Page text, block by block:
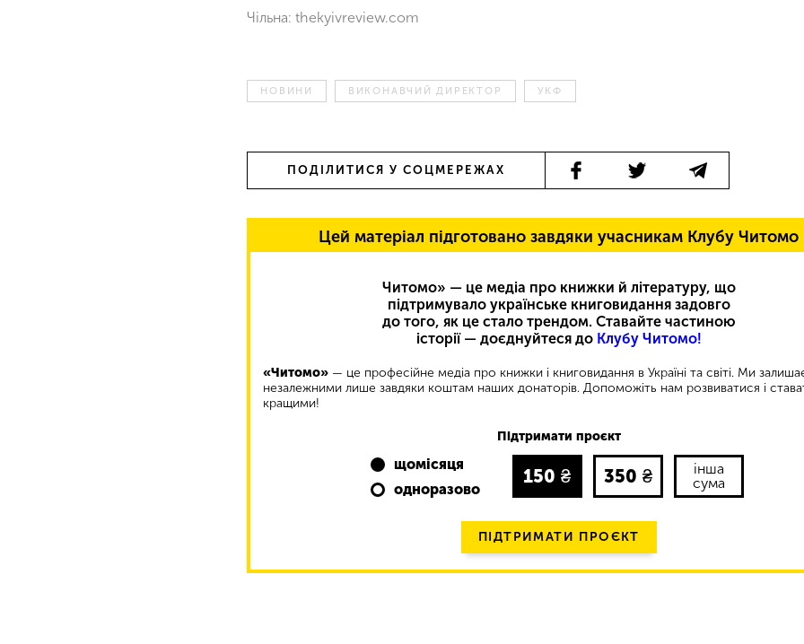
Чільна: thekyivreview.com
НОВИНИ ВИКОНАВЧИЙ ДИРЕКТОР УКФ
ПОДІЛИТИСЯ У СОЦМЕРЕЖАХ
Цей матеріал підготовано завдяки учасникам Клубу Читомо
Читомо» — це медіа про книжки й літературу, що
підтримувало українське книговидання задовго
до того, як це стало трендом. Ставайте частиною
історії — доєднуйтеся до Клубу Читомо!
«Читомо» — це професійне медіа про книжки і книговидання в Україні та світі. Ми
незалежними лише завдяки коштам наших донаторів. Допоможіть нам розвиватися і
кращими!
Підтримати проєкт
щомісяця
одноразово
150 ₴ 350 ₴
інша
сума
ПІДТРИМАТИ ПРОЄКТ